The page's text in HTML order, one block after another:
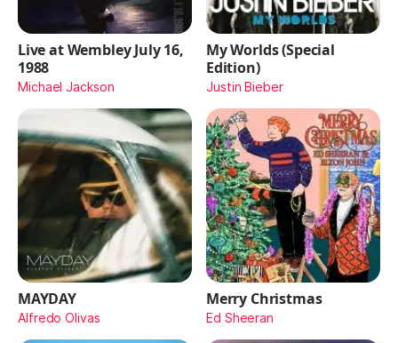
Live at Wembley July 16,
1988
Michael Jackson
My Worlds (Special
Edition)
Justin Bieber
MAYDAY
Alfredo Olivas
Merry Christmas
Ed Sheeran